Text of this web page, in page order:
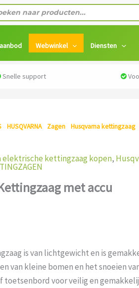
Webwinkel Diensten
/HUSQVARNA/ Zagen /Husqvarna kettingzaag/
elektrische kettingzaag kopen,
met accu
is van lichtgewicht en is
van kleine bomen en het snoeien
toetsenbord voor veilig en
Snelle support